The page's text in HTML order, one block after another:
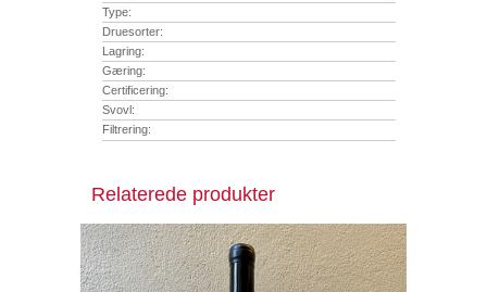
Type:
Druesorter:
Lagring:
Gæring:
Certificering:
Svovl:
Filtrering:
Relaterede produkter